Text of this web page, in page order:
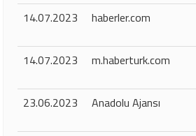
14.07.2023
haberler.com
14.07.2023
m.haberturk.com
23.06.2023
Anadolu Ajansı